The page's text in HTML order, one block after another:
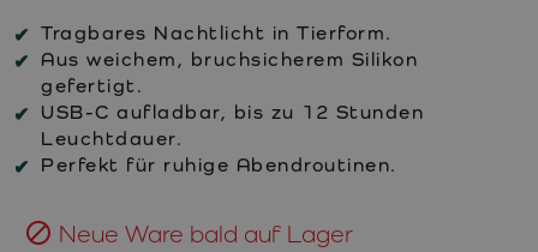
Tragbares Nachtlicht in Tierform.
Aus weichem, bruchsicherem Silikon
gefertigt.
USB-C aufladbar, bis zu 12 Stunden
Leuchtdauer.
Perfekt für ruhige Abendroutinen.
Neue Ware bald auf Lager